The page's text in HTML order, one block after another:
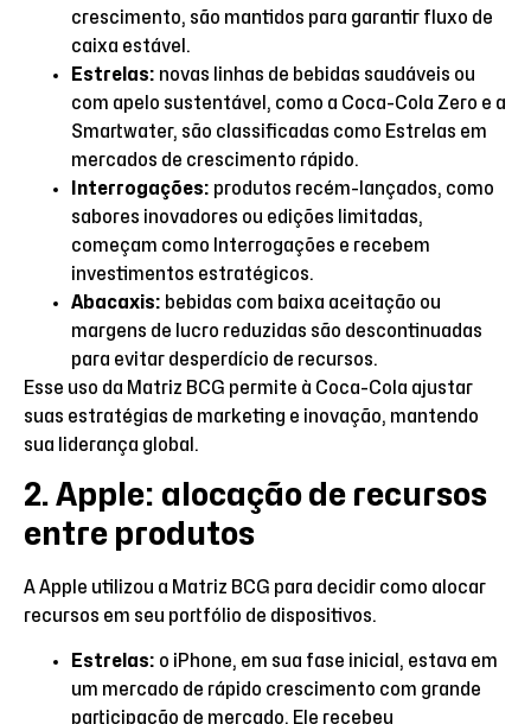
crescimento, são mantidos para garantir fluxo de
caixa estável.
Estrelas: novas linhas de bebidas saudáveis ou
com apelo sustentável, como a Coca-Cola Zero e a
Smartwater, são classificadas como Estrelas em
mercados de crescimento rápido.
Interrogações: produtos recém-lançados, como
sabores inovadores ou edições limitadas,
começam como Interrogações e recebem
investimentos estratégicos.
Abacaxis: bebidas com baixa aceitação ou
margens de lucro reduzidas são descontinuadas
para evitar desperdício de recursos.
Esse uso da Matriz BCG permite à Coca-Cola ajustar
suas estratégias de marketing e inovação, mantendo
sua liderança global.
2. Apple: alocação de recursos
entre produtos
A Apple utilizou a Matriz BCG para decidir como alocar
recursos em seu portfólio de dispositivos.
Estrelas: o iPhone, em sua fase inicial, estava em
um mercado de rápido crescimento com grande
participação de mercado. Ele recebeu